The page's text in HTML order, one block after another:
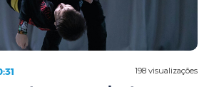
198 visualizações